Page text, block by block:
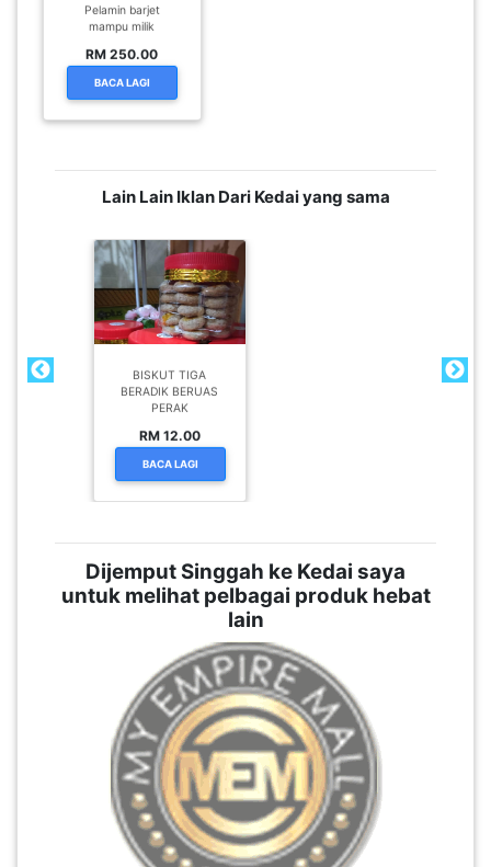
Pelamin barjet
mampu milik
RM 250.00
BACA LAGI
Lain Lain Iklan Dari Kedai yang sama
BISKUT TIGA
BERADIK BERUAS
PERAK
RM 12.00
BACA LAGI
Dijemput Singgah ke Kedai saya
untuk melihat pelbagai produk hebat
lain
PERLIS(6)
LUMPUR(16)
PUTRAJAYA(9)
LABUAN(2)
MALAYSIA(82)
SINGAPORE(0)